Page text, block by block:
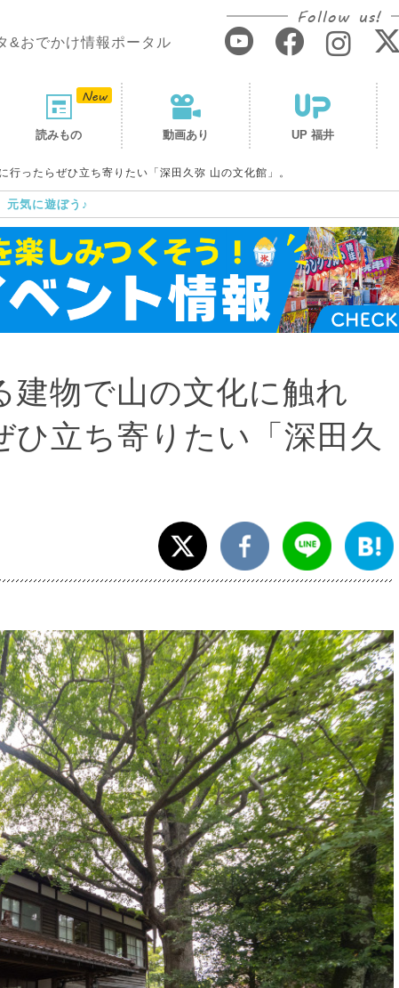
&おでかけ情報ポータル
Follow us!
読みもの 動画あり UP 福井
ったらぜひ立ち寄りたい「深田久弥 山の文化館」。
元気に遊ぼう♪
物で山の文化に触れ
ひ立ち寄りたい「深田久